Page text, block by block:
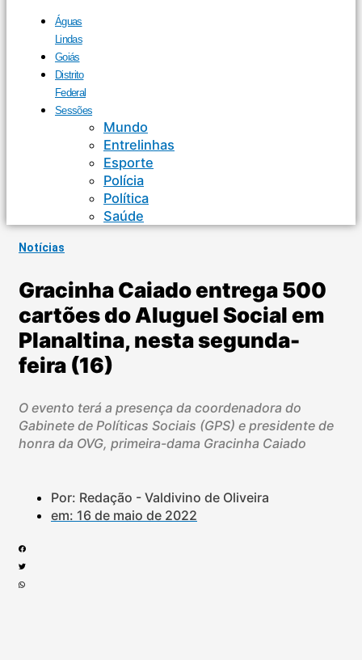
Águas
Lindas
Goiás
Distrito
Federal
Sessões
Mundo
Entrelinhas
Esporte
Polícia
Política
Saúde
Notícias
Gracinha Caiado entrega 500
cartões do Aluguel Social em
Planaltina, nesta segunda-
feira (16)
O evento terá a presença da coordenadora do
Gabinete de Políticas Sociais (GPS) e presidente de
honra da OVG, primeira-dama Gracinha Caiado
Por: Redação - Valdivino de Oliveira
em: 16 de maio de 2022